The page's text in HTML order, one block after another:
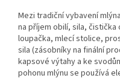
Mezi tradiční vybavení
na příjem obilí, sila, čistička
loupačka, mlecí stolice,
sila (zásobníky na finální
kapsové výtahy a ke
pohonu mlýnu se používá